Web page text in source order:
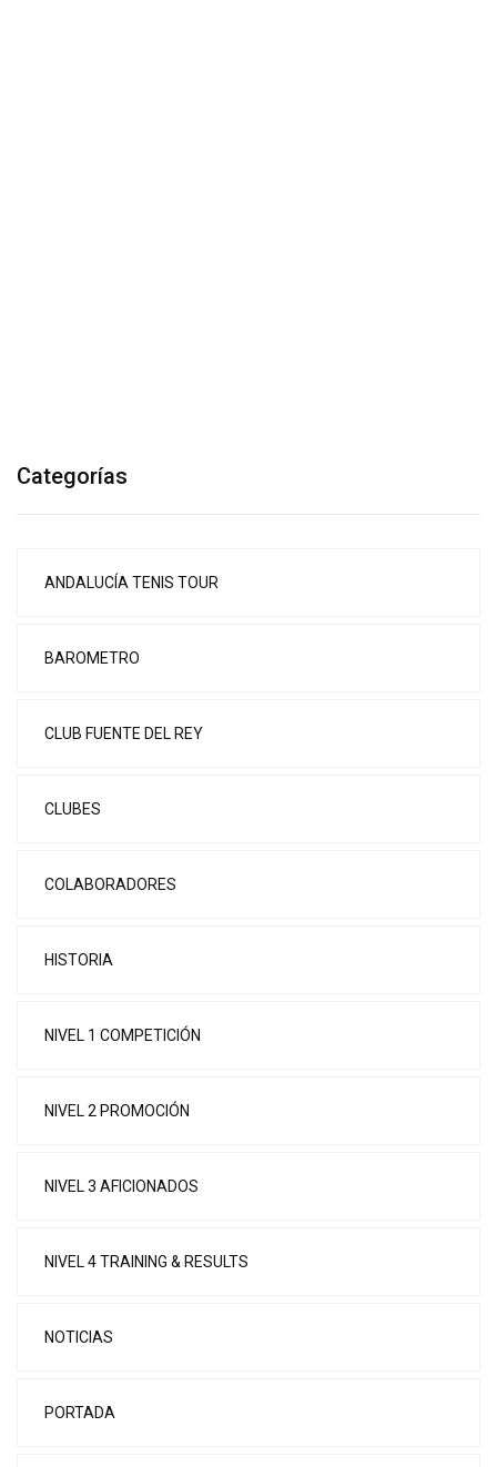
Categorías
ANDALUCÍA TENIS TOUR
BAROMETRO
CLUB FUENTE DEL REY
CLUBES
COLABORADORES
HISTORIA
NIVEL 1 COMPETICIÓN
NIVEL 2 PROMOCIÓN
NIVEL 3 AFICIONADOS
NIVEL 4 TRAINING & RESULTS
NOTICIAS
PORTADA